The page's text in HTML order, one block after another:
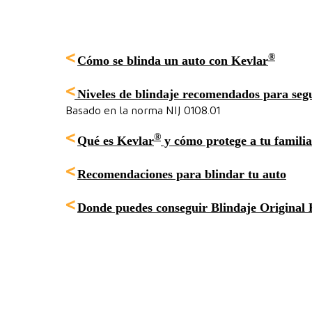
<Cómo se blinda un auto con Kevlar®
<Niveles de blindaje recomendados para
Basado en la norma NIJ 0108.01
<Qué es Kevlar® y cómo protege a tu familia
<Recomendaciones para blindar tu auto
<Donde puedes conseguir Blindaje Original